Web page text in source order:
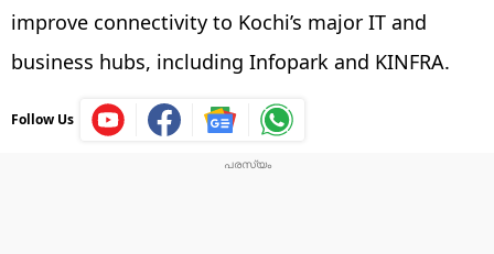
improve connectivity to Kochi’s major IT and
business hubs, including Infopark and KINFRA.
Follow Us